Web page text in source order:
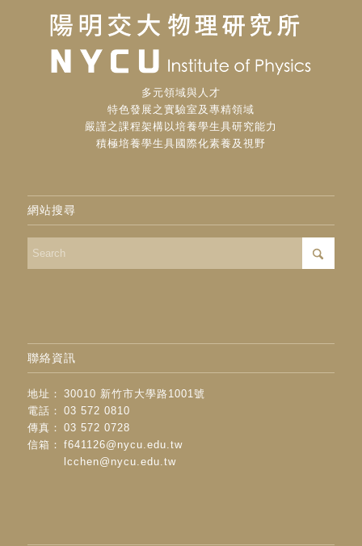
多元領域與人才
特色發展之實驗室及專精領域
嚴謹之課程架構以培養學生具研究能力
積極培養學生具國際化素養及視野
網站搜尋
聯絡資訊
地址：
30010 新竹市大學路1001號
電話：
03 572 0810
傳真：
03 572 0728
信箱：
f641126@nycu.edu.tw
lcchen@nycu.edu.tw